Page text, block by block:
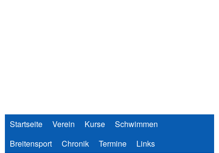
Startseite Verein Kurse
Schwimmen
Breitensport
Chronik Termine Links